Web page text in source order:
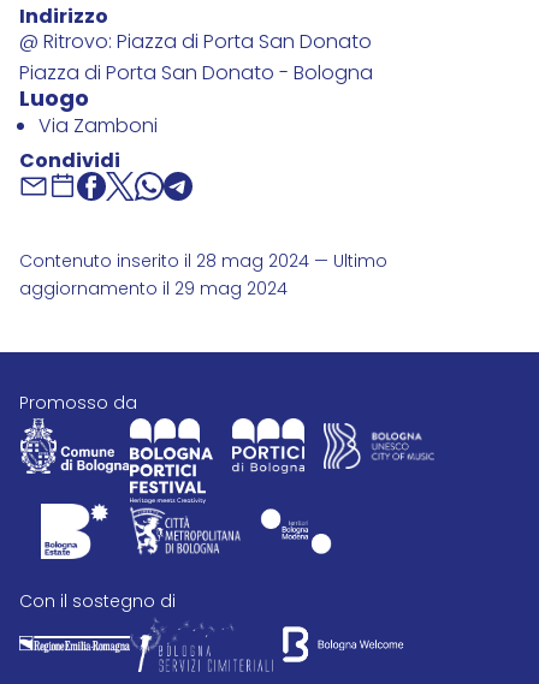
Indirizzo
@ Ritrovo: Piazza di Porta San Donato
Piazza di Porta San Donato - Bologna
Luogo
Via Zamboni
Condividi
Contenuto inserito il 28 mag 2024 — Ultimo
aggiornamento il 29 mag 2024
promosso da
con il sostegno di